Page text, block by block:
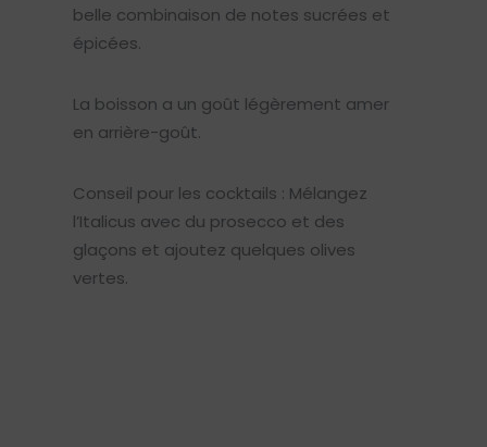
belle combinaison de notes sucrées et
épicées.
La boisson a un goût légèrement amer
en arrière-goût.
Conseil pour les cocktails : Mélangez
l’Italicus avec du prosecco et des
glaçons et ajoutez quelques olives
vertes.